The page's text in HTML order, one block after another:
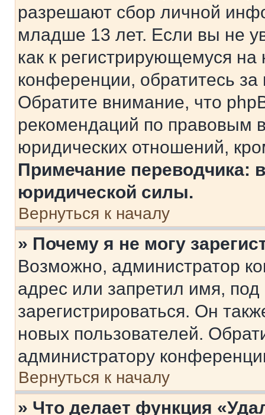
разрешают сбор личной
младше 13 лет. Если вы не
как к регистрирующемуся
конференции, обратитесь
Обратите внимание, что
рекомендаций по правовым
юридических отношений,
Примечание переводчика:
юридической силы.
Вернуться к началу
» Почему я не могу
Возможно, администратор
адрес или запретил имя,
зарегистрироваться. Он
новых пользователей.
администратору
Вернуться к началу
» Что делает функция